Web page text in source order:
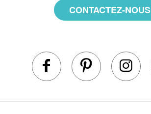
CONTACTEZ-NOUS